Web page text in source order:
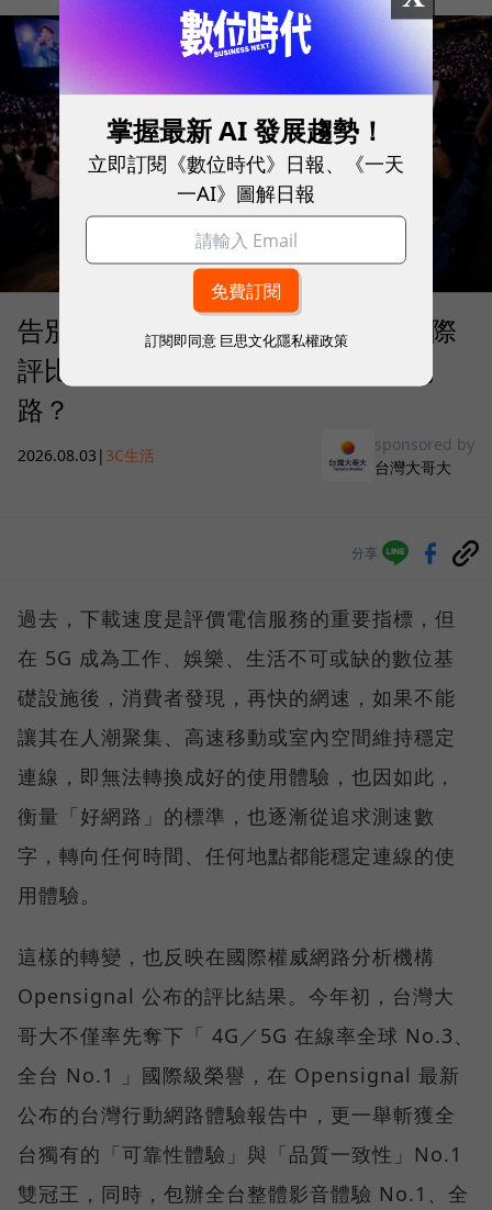
告別「極速迷思」！Opensignal 國際
評比揭密：什麼才是 5G 時代的好網
路？
2026.08.03 | 3C生活
sponsored by
台灣大哥大
分享
過去，下載速度是評價電信服務的重要指標，但
在 5G 成為工作、娛樂、生活不可或缺的數位基
礎設施後，消費者發現，再快的網速，如果不能
讓其在人潮聚集、高速移動或室內空間維持穩定
連線，即無法轉換成好的使用體驗，也因如此，
衡量「好網路」的標準，也逐漸從追求測速數
字，轉向任何時間、任何地點都能穩定連線的使
用體驗。
這樣的轉變，也反映在國際權威網路分析機構
Opensignal 公布的評比結果。今年初，台灣大
哥大不僅率先奪下「 4G／5G 在線率全球 No.3、
全台 No.1 」國際級榮譽，在 Opensignal 最新
公布的台灣行動網路體驗報告中，更一舉斬獲全
台獨有的「可靠性體驗」與「品質一致性」No.1
雙冠王，同時，包辦全台整體影音體驗 No.1、全
掌握最新 AI 發展趨勢！
立即訂閱《數位時代》日報、《一天
一AI》圖解日報
訂閱即同意 巨思文化隱私權政策